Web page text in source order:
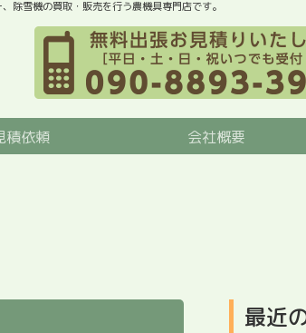
除雪機の買取・販売を行う農機具専門店です。
積依頼 会社概要
最近